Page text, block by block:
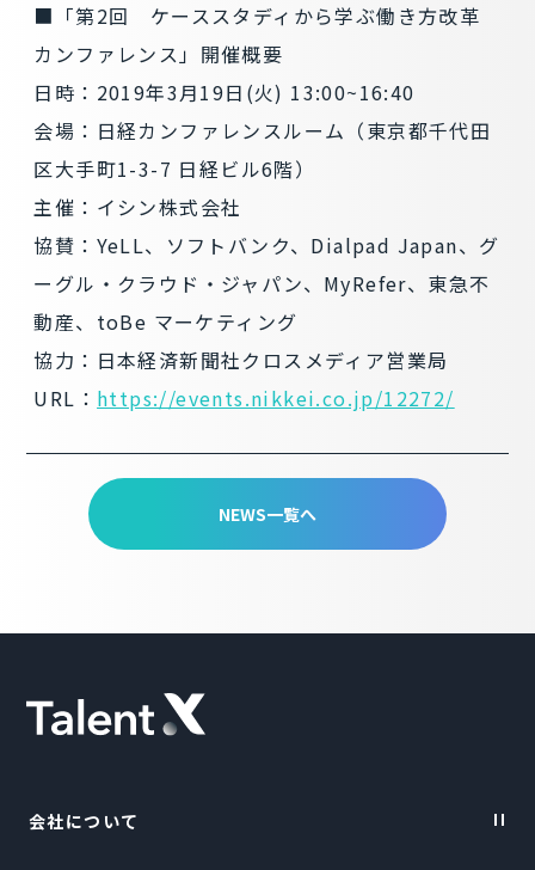
■「第2回 ケーススタディから学ぶ働き方改革
カンファレンス」開催概要
日時：2019年3月19日(火) 13:00~16:40
会場：日経カンファレンスルーム（東京都千代田
区大手町1-3-7 日経ビル6階）
主催：イシン株式会社
協賛：YeLL、ソフトバンク、Dialpad Japan、グ
ーグル・クラウド・ジャパン、MyRefer、東急不
動産、toBe マーケティング
協力：日本経済新聞社クロスメディア営業局
URL： https://events.nikkei.co.jp/12272/
NEWS一覧へ
会社について